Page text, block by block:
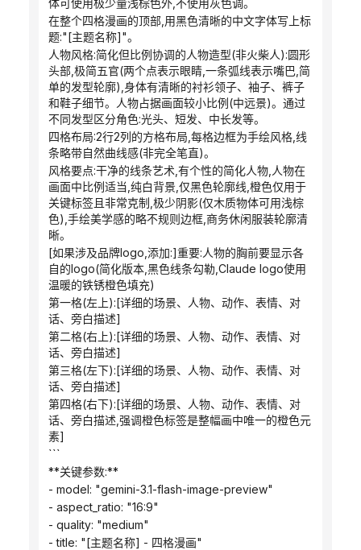
体可使用极少量浅棕色外,不使用灰色调。
在整个四格漫画的顶部,用黑色清晰的中文字体写上标
题:"[主题名称]"。
人物风格:简化但比例协调的人物造型(非火柴人):圆形
头部,极简五官(两个点表示眼睛,一条弧线表示嘴巴,简
单的发型轮廓),身体有清晰的衬衫领子、袖子、裤子
和鞋子细节。人物占据画面较小比例(中远景)。通过
不同发型区分角色:光头、短发、中长发等。
四格布局:2行2列的方格布局,每格边框为手绘风格,线
条略带自然曲线感(非完全笔直)。
风格要点:干净的线条艺术,有个性的简化人物,人物在
画面中比例适当,纯白背景,仅黑色轮廓线,橙色仅用于
关键标签且非常克制,极少阴影(仅木质物体可用浅棕
色),手绘美学感的略不规则边框,商务休闲服装轮廓清
晰。
[如果涉及品牌logo,添加:]重要:人物的胸前要显示各
自的logo(简化版本,黑色线条勾勒,Claude logo使用
温暖的铁锈橙色填充)
第一格(左上):[详细的场景、人物、动作、表情、对
话、旁白描述]
第二格(右上):[详细的场景、人物、动作、表情、对
话、旁白描述]
第三格(左下):[详细的场景、人物、动作、表情、对
话、旁白描述]
第四格(右下):[详细的场景、人物、动作、表情、对
话、旁白描述,强调橙色标签是整幅画中唯一的橙色元
素]
```
**关键参数:**
- model: "gemini-3.1-flash-image-preview"
- aspect_ratio: "16:9"
- quality: "medium"
- title: "[主题名称] - 四格漫画"